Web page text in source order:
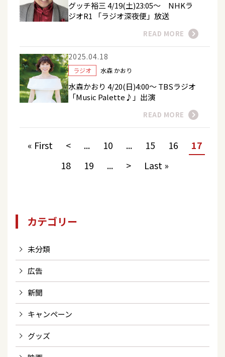
グッチ裕三 4/19(土)23:05～ NHKラ
ジオR1 「ラジオ深夜便」放送
READ MORE
2025.04.18
ラジオ 水森 かおり
水森かおり 4/20(日)4:00～ TBSラジオ
「Music Palette♪」出演
READ MORE
« First < ... 10 ... 15 16
17
18
19 ... > Last »
カテゴリー
未分類
広告
新聞
キャンペーン
グッズ